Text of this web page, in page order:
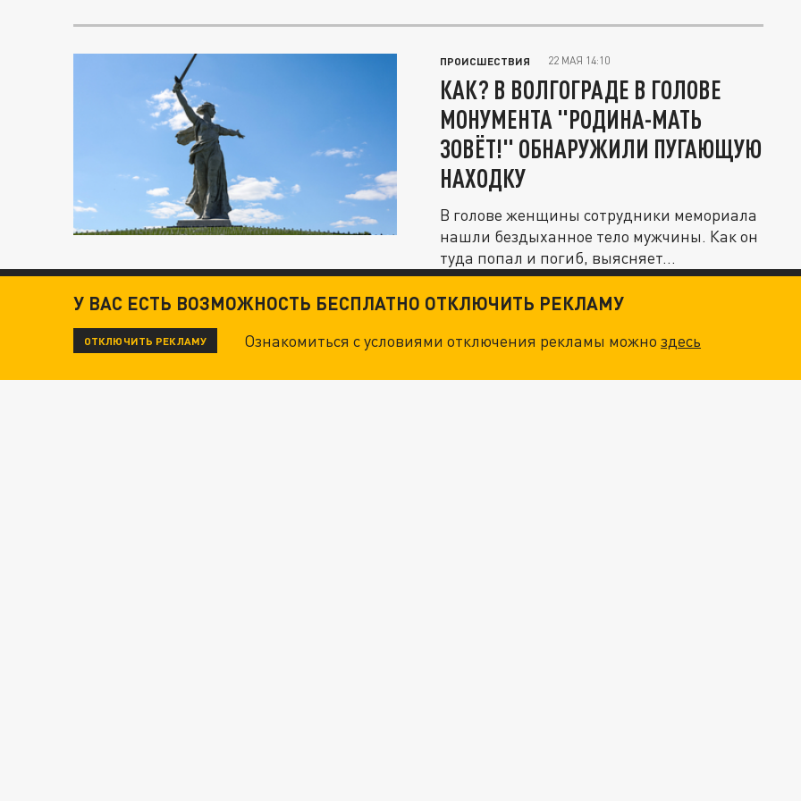
ПРОИСШЕСТВИЯ 22 МАЯ 14:10
КАК? В ВОЛГОГРАДЕ В ГОЛОВЕ
МОНУМЕНТА "РОДИНА-МАТЬ
ЗОВЁТ!" ОБНАРУЖИЛИ ПУГАЮЩУЮ
НАХОДКУ
В голове женщины сотрудники мемориала
нашли бездыханное тело мужчины. Как он
туда попал и погиб, выясняет...
У ВАС ЕСТЬ ВОЗМОЖНОСТЬ БЕСПЛАТНО ОТКЛЮЧИТЬ РЕКЛАМУ
ОТКЛЮЧИТЬ РЕКЛАМУ Ознакомиться с условиями отключения рекламы можноздесь